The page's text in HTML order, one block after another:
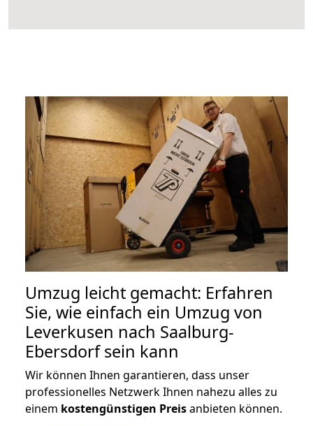
Umzug leicht gemacht: Erfahren
Sie, wie einfach ein Umzug von
Leverkusen nach Saalburg-
Ebersdorf sein kann
Wir können Ihnen garantieren, dass unser
professionelles Netzwerk Ihnen nahezu alles zu
einem kostengünstigen Preisanbieten können.